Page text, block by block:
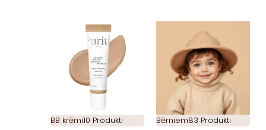
BB krēmi10 Produkti Bērniem83 Produkti